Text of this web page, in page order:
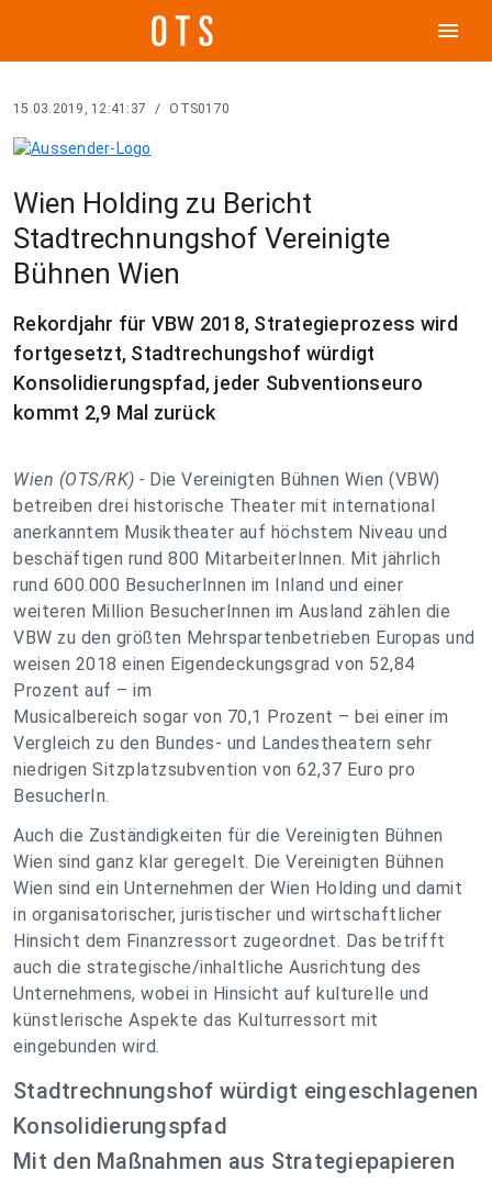
menu
15.03.2019, 12:41:37 / OTS0170
Wien Holding zu Bericht
Stadtrechnungshof Vereinigte
Bühnen Wien
Rekordjahr für VBW 2018, Strategieprozess wird
fortgesetzt, Stadtrechungshof würdigt
Konsolidierungspfad, jeder Subventionseuro
kommt 2,9 Mal zurück
Wien (OTS/RK) - Die Vereinigten Bühnen Wien (VBW)
betreiben drei historische Theater mit international
anerkanntem Musiktheater auf höchstem Niveau und
beschäftigen rund 800 MitarbeiterInnen. Mit jährlich
rund 600.000 BesucherInnen im Inland und einer
weiteren Million BesucherInnen im Ausland zählen die
VBW zu den größten Mehrspartenbetrieben Europas und
weisen 2018 einen Eigendeckungsgrad von 52,84
Prozent auf – im
Musicalbereich sogar von 70,1 Prozent – bei einer im
Vergleich zu den Bundes- und Landestheatern sehr
niedrigen Sitzplatzsubvention von 62,37 Euro pro
BesucherIn.
Auch die Zuständigkeiten für die Vereinigten Bühnen
Wien sind ganz klar geregelt. Die Vereinigten Bühnen
Wien sind ein Unternehmen der Wien Holding und damit
in organisatorischer, juristischer und wirtschaftlicher
Hinsicht dem Finanzressort zugeordnet. Das betrifft
auch die strategische/inhaltliche Ausrichtung des
Unternehmens, wobei in Hinsicht auf kulturelle und
künstlerische Aspekte das Kulturressort mit
eingebunden wird.
Stadtrechnungshof würdigt eingeschlagenen
Konsolidierungspfad
Mit den Maßnahmen aus Strategiepapieren